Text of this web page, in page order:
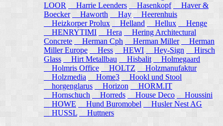
LOOR
Harrie Leenders Hasenkopf
Haver &
Boecker
Haworth Hay
Heerenhuis
Heizkorper Prolux
Helland Hellux
Henge
HENRYTIMI
Hera
Hering Architectural
Concrete
Herman Cph Herman Miller
Herman
Miller Europe
Hess HEWI Hey-Sign
Hirsch
Glass
Hirt Metallbau Hisbalit
Holmegaard
Holmris Office
HOLTZ
Holzmanufaktur
Holzmedia
Home3
Hookl und Stool
horgenglarus
Horizon
HORM.IT
Hornschuch
Horreds House Deco
Houssini
HOWE
Hund Buromobel
Husler Nest AG
HUSSL
Huttners